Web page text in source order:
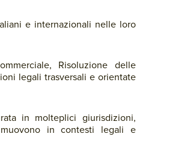
e internazionali nelle loro
Risoluzione delle
legali trasversali e orientate
in molteplici giurisdizioni,
in contesti legali e